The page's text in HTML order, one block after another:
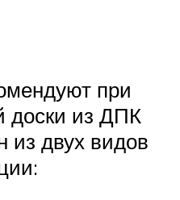
при
доски из ДПК
из двух видов